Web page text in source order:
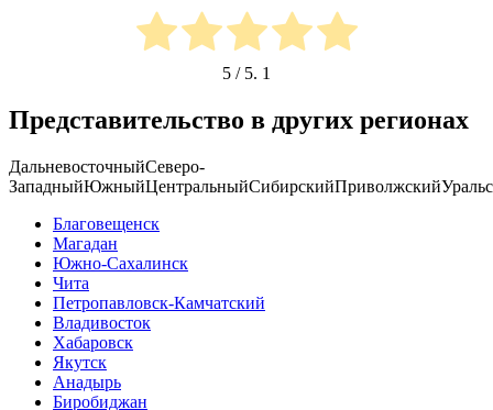
5 / 5. 1
Представительство в других регионах
ДальневосточныйСеверо-
ЗападныйЮжныйЦентральныйСибирскийПриволжский
Благовещенск
Магадан
Южно-Сахалинск
Чита
Петропавловск-Камчатский
Владивосток
Хабаровск
Якутск
Анадырь
Биробиджан